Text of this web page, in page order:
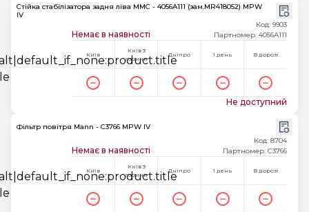
Стійка стабілізатора задня ліва MMC - 4056A111 (зам.MR418052) MPW
IV
Немає в наявності
Код: 9903
Партномер: 4056A111
Київ
Київ 3
години
Дніпро 1 день В дорозі
Не доступний
Фільтр повітря Mann - C3766 MPW IV
Немає в наявності
Код: 8704
Партномер: C3766
Київ
Київ 3
години
Дніпро 1 день В дорозі